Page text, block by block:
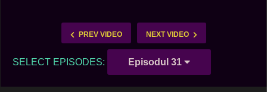
PREV VIDEO NEXT VIDEO
SELECT EPISODES: Episodul 31